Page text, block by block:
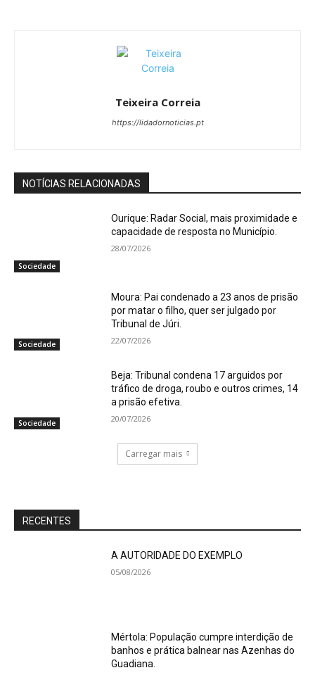
Teixeira Correia
https://lidadornoticias.pt
NOTÍCIAS RELACIONADAS
Sociedade
Ourique: Radar Social, mais proximidade e
capacidade de resposta no Município.
28/07/2026
Sociedade
Moura: Pai condenado a 23 anos de prisão
por matar o filho, quer ser julgado por
Tribunal de Júri.
22/07/2026
Sociedade
Beja: Tribunal condena 17 arguidos por
tráfico de droga, roubo e outros crimes, 14
a prisão efetiva.
20/07/2026
Carregar mais
RECENTES
A AUTORIDADE DO EXEMPLO
05/08/2026
Mértola: População cumpre interdição de
banhos e prática balnear nas Azenhas do
Guadiana.